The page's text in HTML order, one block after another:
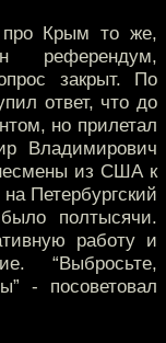
про Крым то же,
закрыт. По
ответ, что до
но прилетал
Владимирович
из США к
Петербургский
полтысячи.
работу и
“Выбросьте,
- посоветовал